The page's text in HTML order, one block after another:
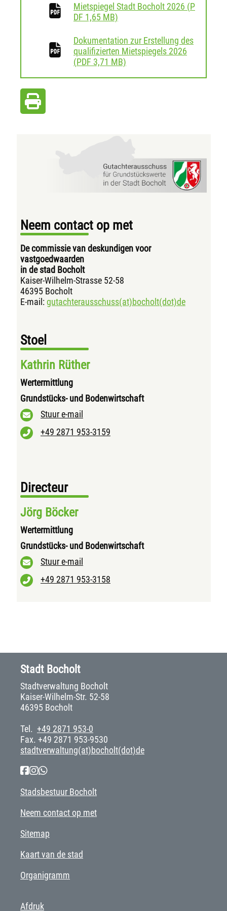
Mietspiegel Stadt Bocholt 2026 (P
DF 1,65 MB)
Dokumentation zur Erstellung des
qualifizierten Mietspiegels 2026
(PDF 3,71 MB)
Neem contact op met
De commissie van deskundigen voor
vastgoedwaarden
in de stad Bocholt
Kaiser-Wilhelm-Strasse 52-58
46395 Bocholt
E-mail:gutachterausschuss(at)bocholt(dot)de
Stoel
Kathrin Rüther
Wertermittlung
Grundstücks- und Bodenwirtschaft
Stuur e-mail
+49 2871 953-3159
Directeur
Jörg Böcker
Wertermittlung
Grundstücks- und Bodenwirtschaft
Stuur e-mail
+49 2871 953-3158
Stadt Bocholt
Stadtverwaltung Bocholt
Kaiser-Wilhelm-Str. 52-58
46395 Bocholt
Tel. +49 2871 953-0
Fax. +49 2871 953-9530
stadtverwaltung(at)bocholt(dot)de
Stadsbestuur Bocholt
Neem contact op met
Sitemap
Kaart van de stad
Organigramm
Afdruk